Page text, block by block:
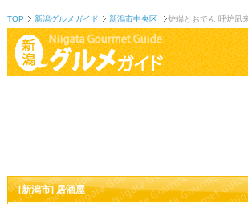
TOP 新潟グルメガイド 新潟市中央区 炉端とおでん 呼炉凪
[新潟市] 居酒屋